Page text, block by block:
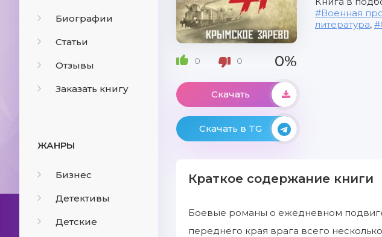
Биографии
Статьи
Отзывы
Заказать книгу
ЖАНРЫ
Бизнес
Детективы
Детские
0 0 0%
Скачать
Скачать в TG
Военная
литература,
Краткое содержание книги
Боевые романы о ежедневном
переднего края врага всего